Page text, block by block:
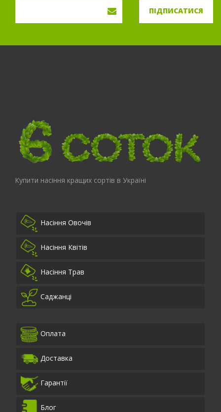
ПІДПИСАТИСЯ
Купити насіння кращих сортів в Україні
Насіння Овочів
Насіння Квітів
Насіння Трав
Саджанці
Оплата
Доставка
Гарантії
Блог